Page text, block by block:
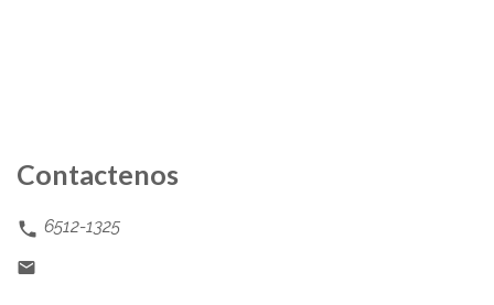
Contactenos
6512-1325